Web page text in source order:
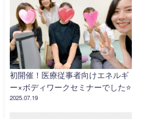
初開催！医療従事者向けエネルギ
ー×ボディワークセミナーでした⭐️
2025.07.19